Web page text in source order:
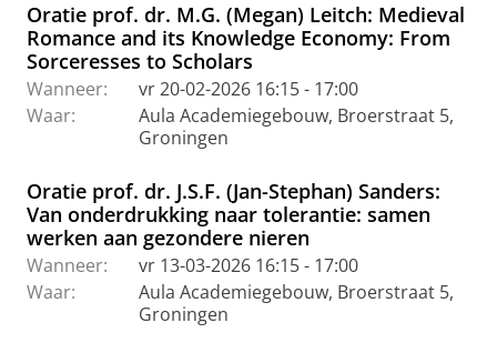
Oratie prof. dr. M.G. (Megan) Leitch: Medieval
Romance and its Knowledge Economy: From
Sorceresses to Scholars
Wanneer:
vr 20-02-2026 16:15 - 17:00
Waar:
Aula Academiegebouw, Broerstraat 5,
Groningen
Oratie prof. dr. J.S.F. (Jan-Stephan) Sanders:
Van onderdrukking naar tolerantie: samen
werken aan gezondere nieren
Wanneer:
vr 13-03-2026 16:15 - 17:00
Waar:
Aula Academiegebouw, Broerstraat 5,
Groningen